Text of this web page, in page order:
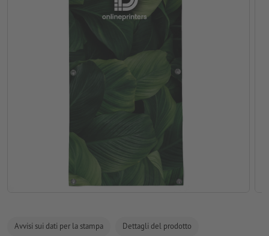
Avvisi sui dati per la stampa Dettagli del prodotto